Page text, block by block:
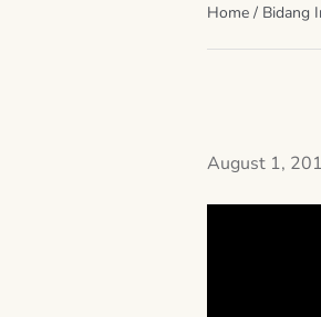
Home / Bidang
August 1,